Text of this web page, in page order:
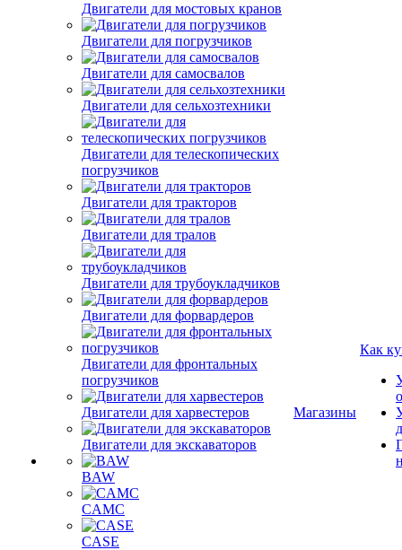
Двигатели для мостовых кранов
Двигатели для погрузчиков
Двигатели для самосвалов
Двигатели для сельхозтехники
Двигатели для телескопических
погрузчиков
Двигатели для тракторов
Двигатели для тралов
Двигатели для трубоукладчиков
Двигатели для форвардеров
Двигатели для фронтальных
погрузчиков
Двигатели для харвестеров
Двигатели для экскаваторов
BAW
CAMC
CASE
Магазины
Как